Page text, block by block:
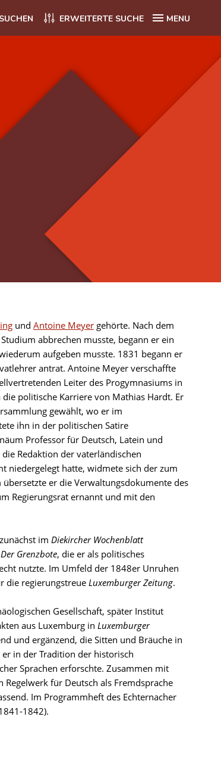
SUCHEN ERWEITERTE SUCHE MENU
und Antoine Meyer gehörte. Nach dem
abbrechen musste, begann er ein
aufgeben musste. 1831 begann er
antrat. Antoine Meyer verschaffte
Leiter des Progymnasiums in
politische Karriere von Mathias Hardt. Er
gewählt, wo er im
ihn in der politischen Satire
Professor für Deutsch, Latein und
die Redaktion der vaterländischen
niedergelegt hatte, widmete sich der zum
er die Verwaltungsdokumente des
Regierungsrat ernannt und mit den
im Diekircher Wochenblatt
Der Grenzbote, die er als politisches
nutzte. Im Umfeld der 1848er Unruhen
die regierungstreueLuxemburger Zeitung.
Gesellschaft, später Institut
aus Luxemburg in Luxemburger
und ergänzend, die Sitten und Bräuche in
in der Tradition der historisch
Sprachen erforschte. Zusammen mit
für Deutsch als Fremdsprache
Im Programmheft des Echternacher
1842).